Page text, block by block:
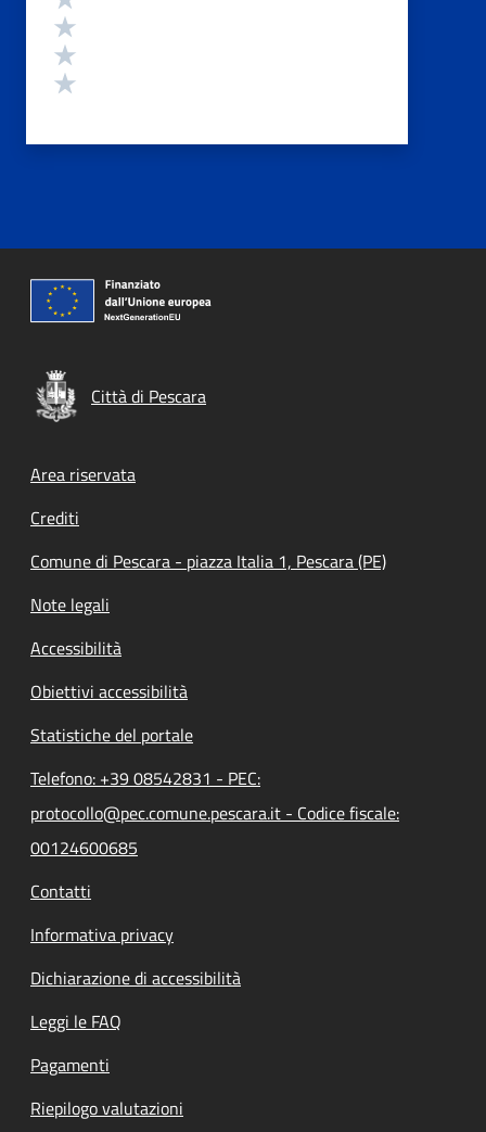
Città di Pescara
Footer menu
Area riservata
Crediti
Comune di Pescara - piazza Italia 1, Pescara (PE)
Note legali
Accessibilità
Obiettivi accessibilità
Statistiche del portale
Telefono: +39 08542831 - PEC:
protocollo@pec.comune.pescara.it - Codice fiscale:
00124600685
Contatti
Informativa privacy
Dichiarazione di accessibilità
Leggi le FAQ
Pagamenti
Riepilogo valutazioni